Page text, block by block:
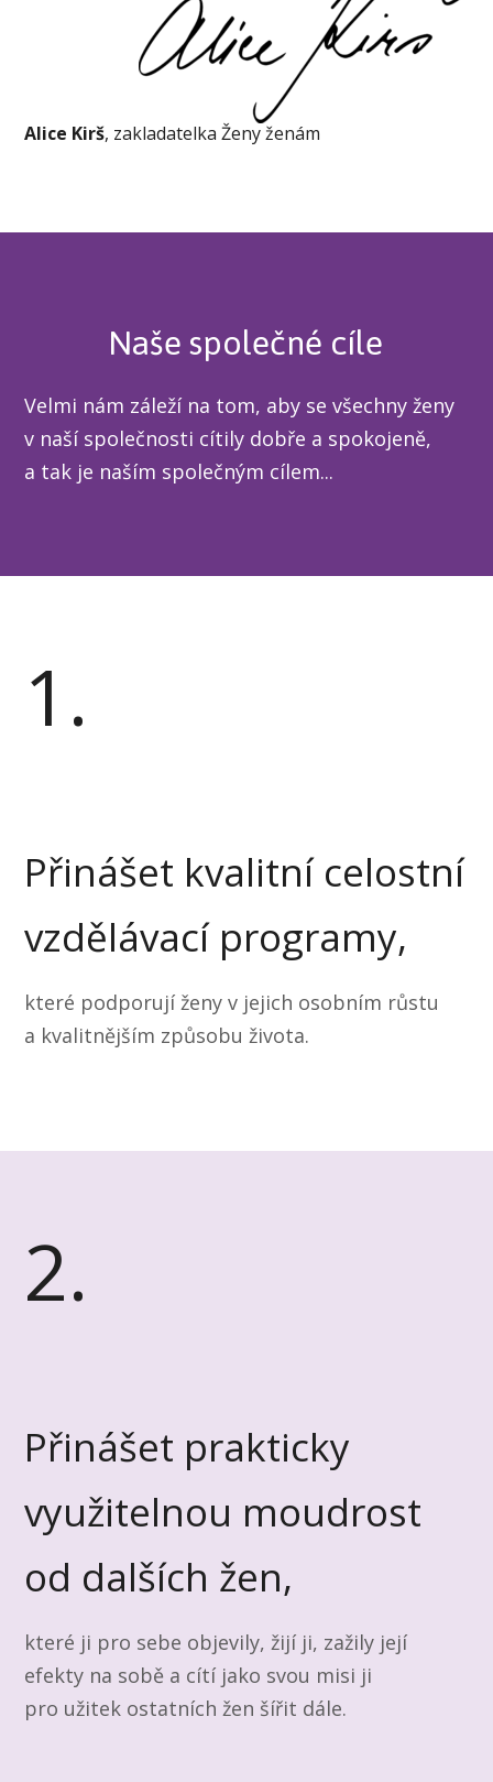
Alice Kirš, zakladatelka Ženy ženám
Naše společné cíle
Velmi nám záleží na tom, aby se všechny ženy
v naší společnosti cítily dobře a spokojeně,
a tak je naším společným cílem...
1.
Přinášet kvalitní celostní
vzdělávací programy,
které podporují ženy v jejich osobním růstu
a kvalitnějším způsobu života.
2.
Přinášet prakticky
využitelnou moudrost
od dalších žen,
které ji pro sebe objevily, žijí ji, zažily její
efekty na sobě a cítí jako svou misi ji
pro užitek ostatních žen šířit dále.